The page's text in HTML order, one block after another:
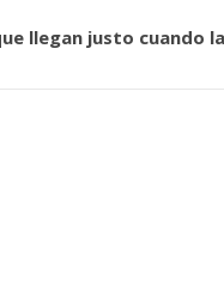
llegan justo cuando